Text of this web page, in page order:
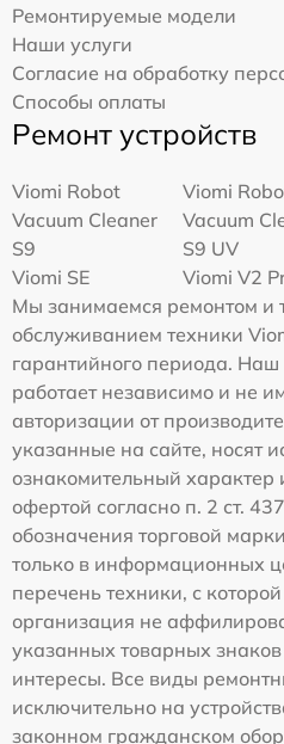
Ремонтируемые модели
Наши услуги
Согласие на обработку
Способы оплаты
Ремонт устройств
Viomi Robot
Vacuum Cleaner
S9
Viomi
Vacuum
S9 UV
Viomi SE
Viomi V2
Мы занимаемся ремонтом и
обслуживанием техники
гарантийного периода.
работает независимо и не
авторизации от
указанные на сайте, носят
ознакомительный характер
офертой согласно п. 2 ст.
обозначения торговой
только в информационных
перечень техники, с
организация не
указанных товарных
интересы. Все виды
исключительно на
законном гражданском